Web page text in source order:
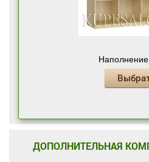
ДОПОЛНИТЕЛЬНАЯ